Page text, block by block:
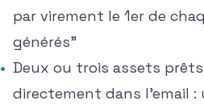
par virement le 1er de
générés"
Deux ou trois assets
directement dans l'email :